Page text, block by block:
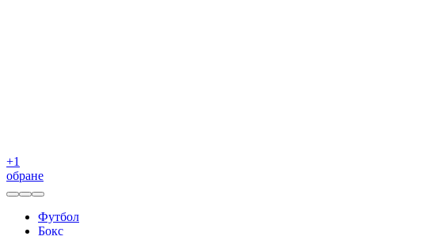
+1
обране
Футбол
Бокс